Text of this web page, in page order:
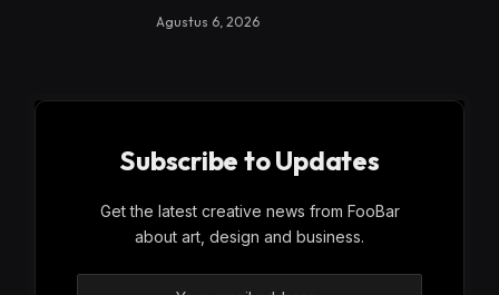
Agustus 6, 2026
Subscribe to Updates
Get the latest creative news from FooBar
about art, design and business.